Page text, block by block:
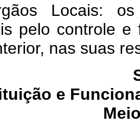
Locais: os
pelo controle
nas suas
e